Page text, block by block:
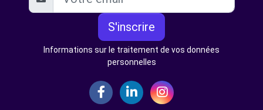
S'inscrire
Informations sur le traitement de vos données
personnelles